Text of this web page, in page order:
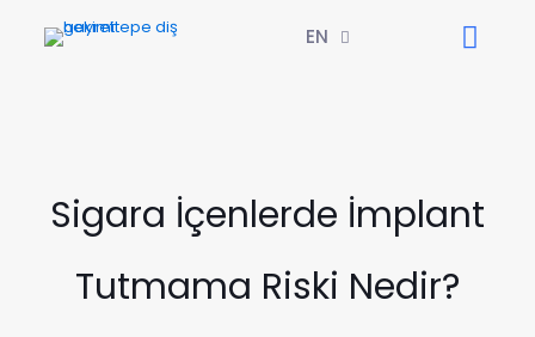
EN
Sigara İçenlerde İmplant
Tutmama Riski Nedir?